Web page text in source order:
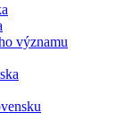
významu